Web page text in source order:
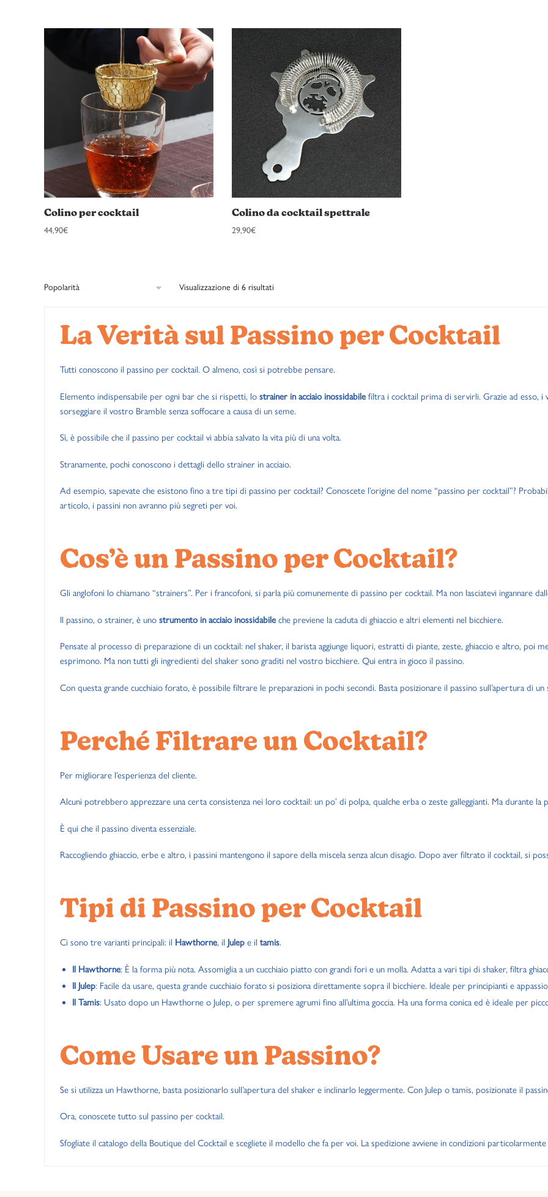
ha
più
varianti.
scelte
pagina
del
prodotto
ha
più
varianti.
Le
opzioni
possono
essere
scelte
nella
pagina
del
prodotto
Colino per cocktail
44,90€
Colino da cocktail spettrale
29,90€
Visualizzazione di 6 risultatiPopolarità
La Verità sul Passino per Cocktail
Tutti conoscono il passino per cocktail. O almeno, così si potrebbe pensare.
Elemento indispensabile per ogni bar che si rispetti, lo strainer in acciaio inossidabile filtra i cocktail prima di servirli. Grazie ad esso,
sorseggiare il vostro Bramble senza soffocare a causa di un seme.
Sì, è possibile che il passino per cocktail vi abbia salvato la vita più di una volta.
Stranamente, pochi conoscono i dettagli dello strainer in acciaio.
Ad esempio, sapevate che esistono fino a tre tipi di passino per cocktail? Conoscete l’origine del nome “passino per cocktail”?
articolo, i passini non avranno più segreti per voi.
Cos’è un Passino per Cocktail?
Gli anglofoni lo chiamano “strainers”. Per i francofoni, si parla più comunemente di passino per cocktail. Ma non lasciatevi ingannare
Il passino, o strainer, è uno strumento in acciaio inossidabile che previene la caduta di ghiaccio e altri elementi nel bicchiere.
Pensate al processo di preparazione di un cocktail: nel shaker, il barista aggiunge liquori, estratti di piante, zeste, ghiaccio e altro, poi
esprimono. Ma non tutti gli ingredienti del shaker sono graditi nel vostro bicchiere. Qui entra in gioco il passino.
Con questa grande cucchiaio forato, è possibile filtrare le preparazioni in pochi secondi. Basta posizionare il passino sull’apertura di un
Perché Filtrare un Cocktail?
Per migliorare l’esperienza del cliente.
Alcuni potrebbero apprezzare una certa consistenza nei loro cocktail: un po’ di polpa, qualche erba o zeste galleggianti. Ma durante
È qui che il passino diventa essenziale.
Raccogliendo ghiaccio, erbe e altro, i passini mantengono il sapore della miscela senza alcun disagio. Dopo aver filtrato il cocktail, si
Tipi di Passino per Cocktail
Ci sono tre varianti principali: il Hawthorne, il Julep e il tamis.
Il Hawthorne: È la forma più nota. Assomiglia a un cucchiaio piatto con grandi fori e un molla. Adatta a vari tipi di shaker, filtra
Il Julep: Facile da usare, questa grande cucchiaio forato si posiziona direttamente sopra il bicchiere. Ideale per principianti e
Il Tamis: Usato dopo un Hawthorne o Julep, o per spremere agrumi fino all’ultima goccia. Ha una forma conica ed è ideale per
Come Usare un Passino?
Se si utilizza un Hawthorne, basta posizionarlo sull’apertura del shaker e inclinarlo leggermente. Con Julep o tamis, posizionate il
Ora, conoscete tutto sul passino per cocktail.
Sfogliate il catalogo della Boutique del Cocktail e scegliete il modello che fa per voi. La spedizione avviene in condizioni particolarmente